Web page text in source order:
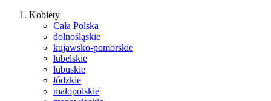
Kobiety
Cała Polska
dolnośląskie
kujawsko-pomorskie
lubelskie
lubuskie
łódzkie
małopolskie